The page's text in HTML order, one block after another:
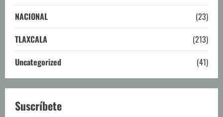
NACIONAL
(23)
TLAXCALA
(213)
Uncategorized
(41)
Suscríbete